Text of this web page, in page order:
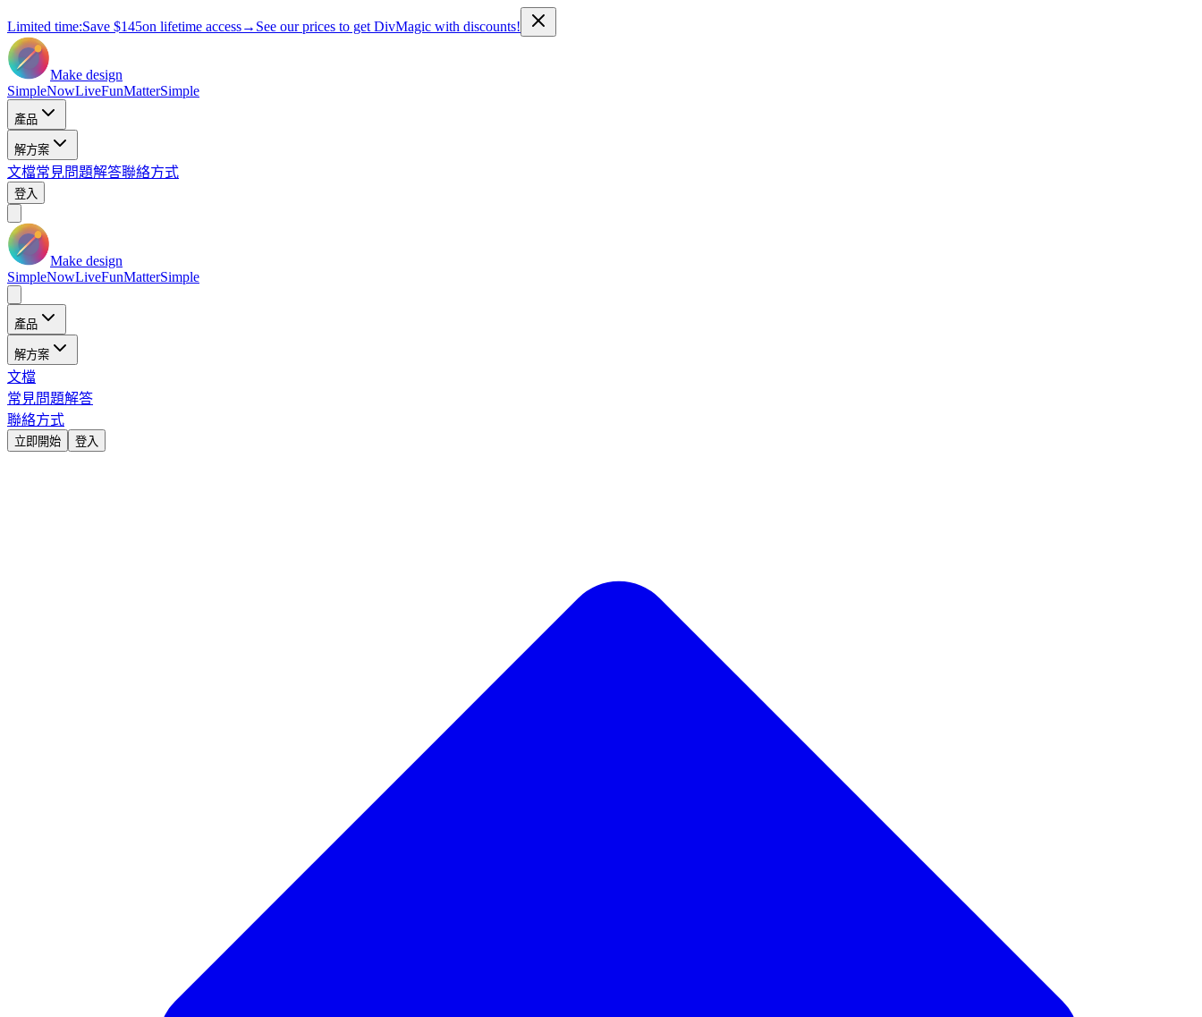
Limited time:Save $145on lifetime access→ See our prices to get DivMagic with discounts!
Make design
SimpleNowLiveFunMatterSimple
產品
解方案
文檔常見問題解答聯絡方式
登入
Make design
SimpleNowLiveFunMatterSimple
產品
解方案
文檔
常見問題解答
聯絡方式
立即開始 登入